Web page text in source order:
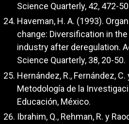
Science Quarterly, 42, 472-
Haveman, H. A. (1993).
change: Diversification in
industry after deregulation.
Science Quarterly, 38, 20-50.
Hernández, R., Fernández,
Metodología de la
Educación, México.
Ibrahim, Q., Rehman, R. y